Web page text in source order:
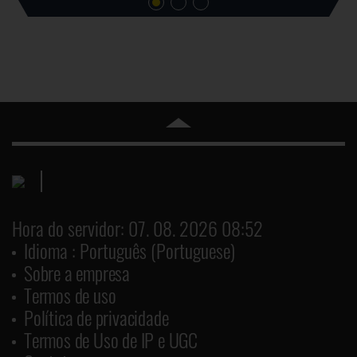
Hora do servidor: 07. 08. 2026 08:52
Idioma : Português (Portuguese)
Sobre a empresa
Termos de uso
Política de privacidade
Termos de Uso de IP e UGC